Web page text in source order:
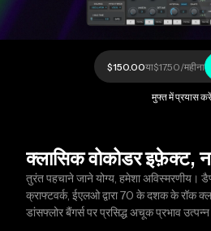
$150.00या$17.50/महीना
मुफ्त में प्रयास करें
क्लासिक वोकोडर इफ़ेक्ट,
तुरंत पहचाने जाने योग्य, हमेशा अविस्मरणीय।
क्राफ्टवर्क, ईएलओ द्वारा 70 के दशक के रॉक
डांसफ्लोर बैंगर्स पर प्रसिद्ध अचूक प्रभाव